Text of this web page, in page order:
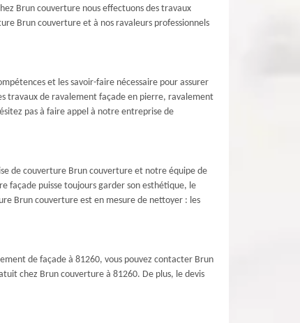
Brun couverture nous effectuons des travaux
Brun couverture et à nos ravaleurs professionnels
et les savoir-faire nécessaire pour assurer
travaux de ravalement façade en pierre, ravalement
pas à faire appel à notre entreprise de
de couverture Brun couverture et notre équipe de
façade puisse toujours garder son esthétique, le
Brun couverture est en mesure de nettoyer : les
de façade à 81260, vous pouvez contacter Brun
chez Brun couverture à 81260. De plus, le devis